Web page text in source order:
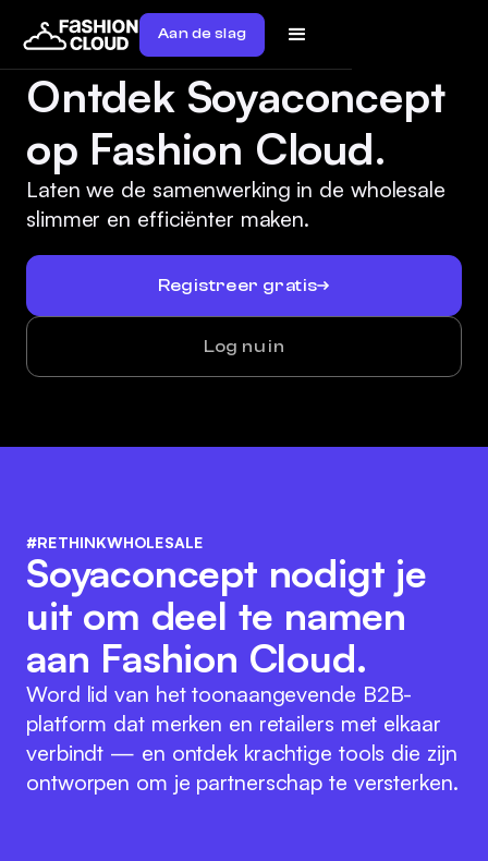
Aan de slag
Ontdek Soyaconcept
op Fashion Cloud.
Laten we de samenwerking in de wholesale
slimmer en efficiënter maken.
Registreer gratis
Log nu in
#RETHINKWHOLESALE
Soyaconcept nodigt je
uit om deel te namen
aan Fashion Cloud.
Word lid van het toonaangevende B2B-
platform dat merken en retailers met elkaar
verbindt — en ontdek krachtige tools die zijn
ontworpen om je partnerschap te versterken.